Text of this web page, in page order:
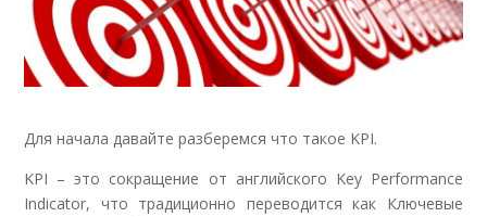
Для начала давайте разберемся что такое KPI.
KPI – это сокращение от английского Key Performance
Indicator, что традиционно переводится как Ключевые